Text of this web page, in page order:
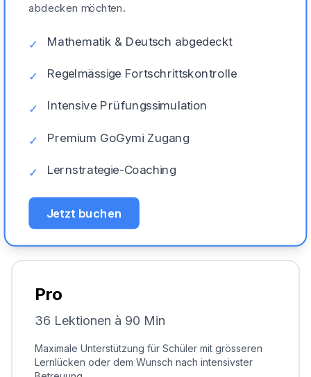
abdecken möchten.
✓ Mathematik & Deutsch abgedeckt
✓ Regelmässige Fortschrittskontrolle
✓ Intensive Prüfungssimulation
✓ Premium GoGymi Zugang
✓ Lernstrategie-Coaching
Jetzt buchen
Pro
36 Lektionen à 90 Min
Maximale Unterstützung für Schüler mit grösseren
Lernlücken oder dem Wunsch nach intensivster